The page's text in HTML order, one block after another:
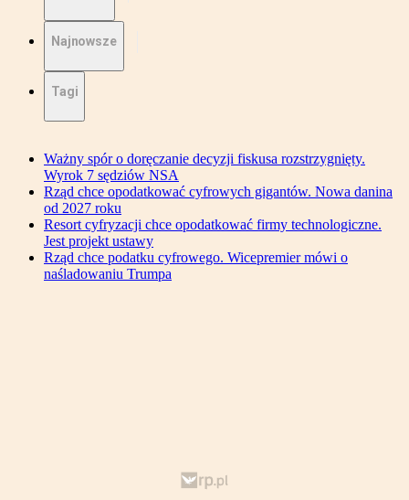
Najnowsze
Tagi
Ważny spór o doręczanie decyzji fiskusa rozstrzygnięty.
Wyrok 7 sędziów NSA
Rząd chce opodatkować cyfrowych gigantów. Nowa danina
od 2027 roku
Resort cyfryzacji chce opodatkować firmy technologiczne.
Jest projekt ustawy
Rząd chce podatku cyfrowego. Wicepremier mówi o
naśladowaniu Trumpa